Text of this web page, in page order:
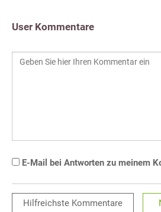
User Kommentare
E-Mail bei Antworten zu meinem
Hilfreichste Kommentare